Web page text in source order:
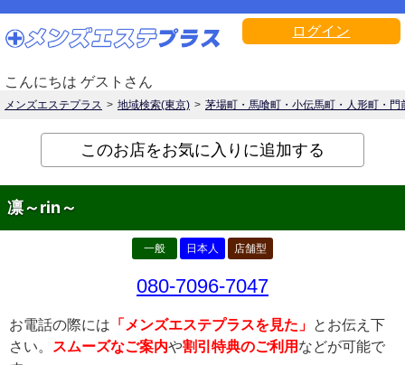
ログイン
こんにちは ゲストさん
メンズエステプラス 地域検索(東京) 茅場町・馬喰町・小伝馬町・人形町・門
このお店をお気に入りに追加する
凛～rin～
一般 日本人 店舗型
080-7096-7047
お電話の際には 「メンズエステプラスを見た」 とお伝え下
さい。
スムーズなご案内や割引特典のご利用 などが可能で